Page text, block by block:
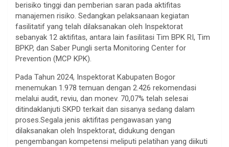
berisiko tinggi dan pemberian saran pada aktifitas
manajemen risiko. Sedangkan pelaksanaan kegiatan
fasilitatif yang telah dilaksanakan oleh Inspektorat
sebanyak 12 aktifitas, antara lain fasilitasi Tim BPK RI, Tim
BPKP, dan Saber Pungli serta Monitoring Center for
Prevention (MCP KPK).
Pada Tahun 2024, Inspektorat Kabupaten Bogor
menemukan 1.978 temuan dengan 2.426 rekomendasi
melalui audit, reviu, dan monev. 70,07% telah selesai
ditindaklanjuti SKPD terkait dan sisanya sedang dalam
proses.Segala jenis aktifitas pengawasan yang
dilaksanakan oleh Inspektorat, didukung dengan
pengembangan kompetensi meliputi pelatihan yang diikuti